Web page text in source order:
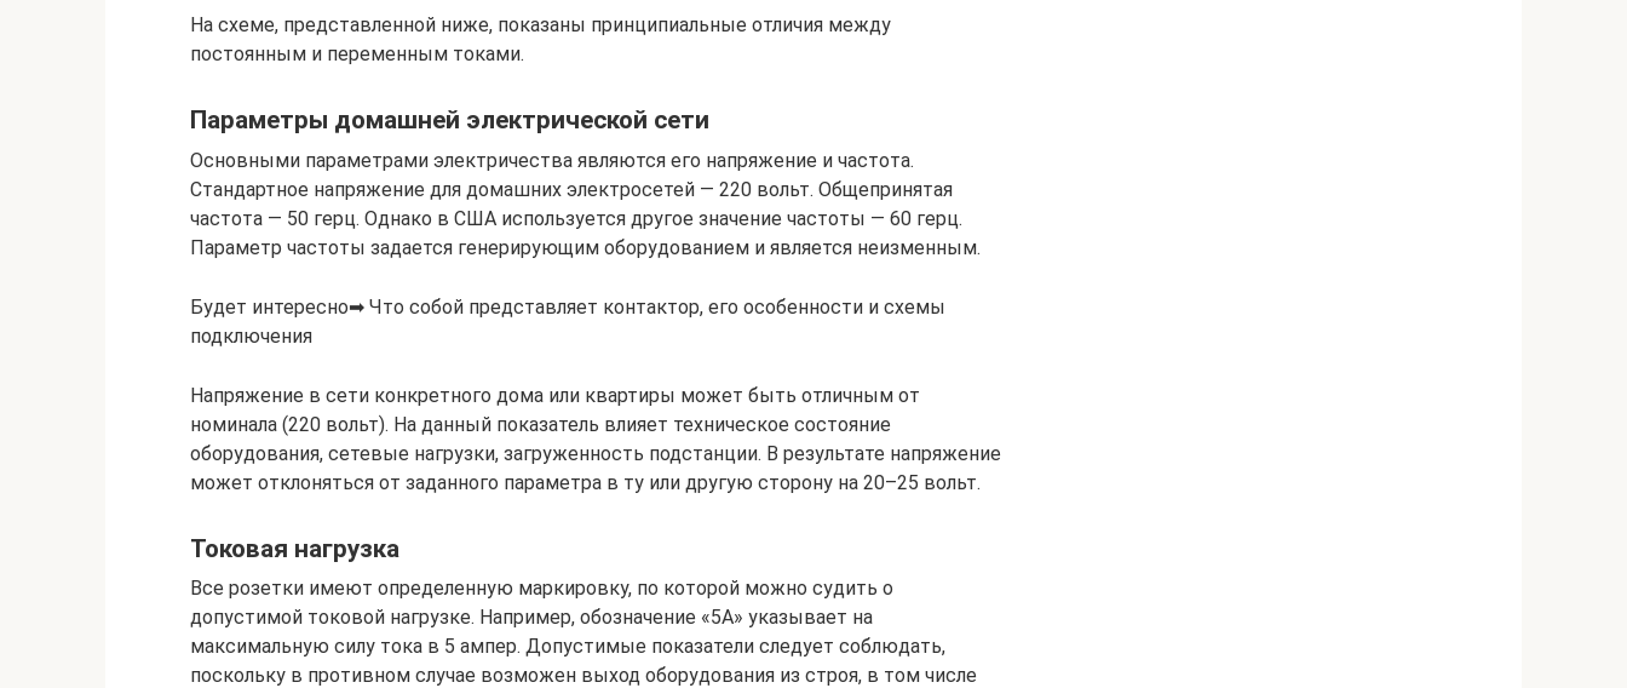
На схеме, представленной ниже, показаны принципиальные отличия между
постоянным и переменным токами.
Параметры домашней электрической сети
Основными параметрами электричества являются его напряжение и частота.
Стандартное напряжение для домашних электросетей — 220 вольт. Общепринятая
частота — 50 герц. Однако в США используется другое значение частоты — 60 герц.
Параметр частоты задается генерирующим оборудованием и является неизменным.
Будет интересно➡ Что собой представляет контактор, его особенности и схемы
подключения
Напряжение в сети конкретного дома или квартиры может быть отличным от
номинала (220 вольт). На данный показатель влияет техническое состояние
оборудования, сетевые нагрузки, загруженность подстанции. В результате напряжение
может отклоняться от заданного параметра в ту или другую сторону на 20–25 вольт.
Токовая нагрузка
Все розетки имеют определенную маркировку, по которой можно судить о
допустимой токовой нагрузке. Например, обозначение «5A» указывает на
максимальную силу тока в 5 ампер. Допустимые показатели следует соблюдать,
поскольку в противном случае возможен выход оборудования из строя, в том числе